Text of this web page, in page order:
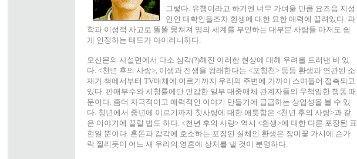
그렇다. 유행이라고 하기엔 너무 가벼울 만큼 요즈음 지성
인인 대학인들조차 환생에 대한 묘한 매력에 끌려있다. 과
학과 이성적 사고로 똘똘 뭉쳐져 영의 세계를 부인하는 대부분 사람들 마저도 쉽
게 인정하는 태도가 아이러니하다.
모신문의 사설면에서 다소 심각(?)해진 이러한 현상에 대해 우려를 드러낸 바 있
다. <천년 후의 사랑>, 이생과 전생을 왕래한다는 <포청천> 등등 환생과 연관된 소
재가 책에서부터 TV매체에 이르기까지 우리의 주변에 가까이 스며들어 접촉되고
있다. 판매부수와 시청률에만 민감한 일부 대중매체 관계자들의 무책임한 행동 때
문이다. 좀더 자극적이고 매력적인 이야기 만들기에 급급하는 상업성을 볼 수 있
다. 청년에서 중년에 이르기까지 첫사랑에 대한 애틋함은 <천년 후의 사랑>과 같
은 이야기에 끌릴 법도 하다. <천년 후의 사랑> 역시 <환생>에 대한 다른 포장된 표
현일 뿐이다. 혼돈과 감각에 호소하는 포장된 실체인 환생은 장미꽃 가시에 손가
락 찔리듯이 어느 새 우리의 영혼에 상처를 낼 것이 분명하다.